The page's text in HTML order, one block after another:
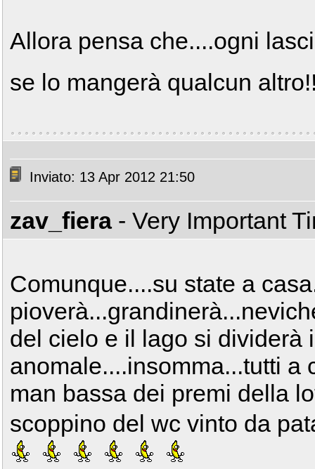
Allora pensa che....ogni
se lo mangerà qualcun
Inviato: 13 Apr 2012 21:50
zav_fiera - Very Important
Comunque....su state a
del cielo e il lago si dividerà
anomale....insomma...tutti a
man bassa dei premi della
scoppino del wc vinto da